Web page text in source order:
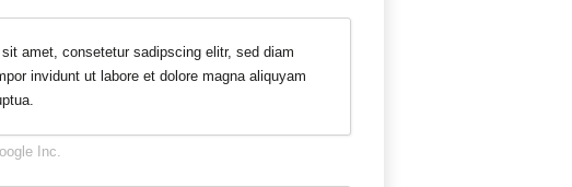
amet, consetetur sadipscing elitr, sed diam
invidunt ut labore et dolore magna aliquyam
Inc.